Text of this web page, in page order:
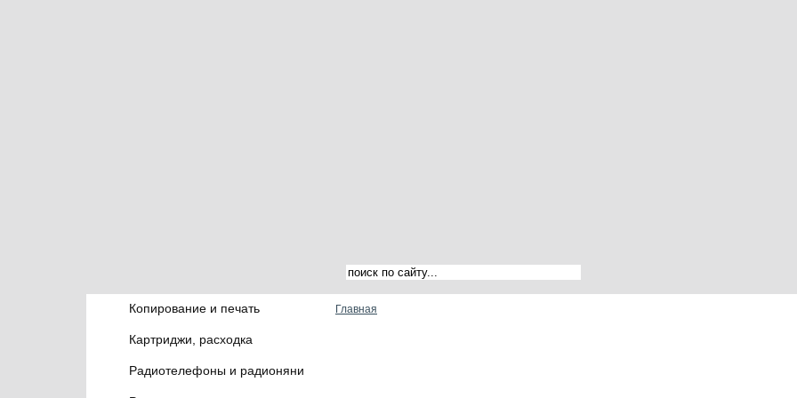
Копирование и печать
Картриджи, расходка
Радиотелефоны и радионяни
Главная